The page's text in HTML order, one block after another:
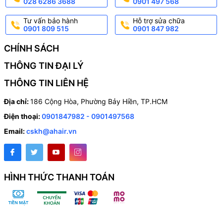
Nhà phố
Phòng ngủ, phòng trẻ em
Homestay, khách sạn mini
Giúp không gian luôn tươi mới, sạch sẽ và tiết kiệm chi phí điều
hòa.
4. Kết luận
CUPERkhông chỉ là thiết bị thông gió, mà là
nâng cao sức khỏe người dùng.
Âu, CUPER chính là lựa chọn lý tưởng.
Tư vấn bảo hành
0901 809 515
Hỗ trợ sửa chữa
0901 847 982
CHÍNH SÁCH
THÔNG TIN ĐẠI LÝ
THÔNG TIN LIÊN HỆ
Địa chỉ:186 Cộng Hòa, Phường Bảy Hiền, TP.HCM
Điện thoại:0901847982 - 0901497568
Email:cskh@ahair.vn
HÌNH THỨC THANH TOÁN